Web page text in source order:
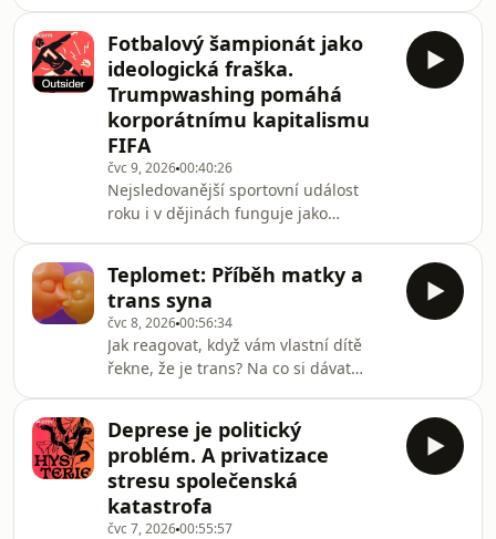
Íránu v závěrečné deklaraci. Na
domácí půdě Trump hrozí
„komunistickým nebezpečím” kvůli
úspěchu několika socialistických
kandidátů v demokratických
primárkách. Zbraně pro Ukrajinu ale
budou. Ve studiu debatovali Jan
Bělíček, David Scharf a Pavel Šplíchal.
Podpořte vzni
Fotbalový šampionát jako
ideologická fraška.
Trumpwashing pomáhá
korporátnímu kapitalismu
FIFA
čvc 9, 202600:40:26
Nejsledovanější sportovní událost
roku i v dějinách funguje jako
disneyfikace nejpopulárnějšího sportu
na planetě. Podpořte vznik dalších
epizod na komunita.denikalarm.cz
Teplomet: Příběh matky a
trans syna
čvc 8, 202600:56:34
Jak reagovat, když vám vlastní dítě
řekne, že je trans? Na co si dávat
Vernerová, copywriterka a
spoluautorka knihy Transgender:
otevřený rozhovor psychologa a matky
trans dítěte.
Deprese je politický
problém. A privatizace
stresu společenská
katastrofa
čvc 7, 202600:55:57